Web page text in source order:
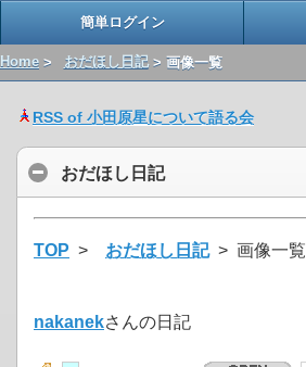
簡単ログイン
Home > おだほし日記> 画像一覧
RSS of 小田原星について語る会
おだほし日記
TOP > おだほし日記> 画像一覧
nakanekさんの日記